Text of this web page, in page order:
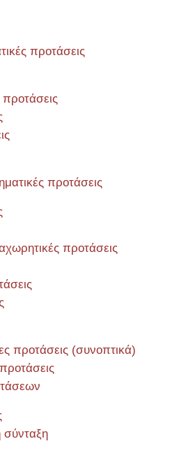
προτάσεις
προτάσεις
προτάσεις
προτάσεις (συνοπτικά)
σύνταξη